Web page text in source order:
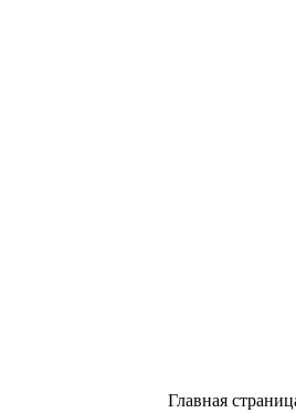
Главная